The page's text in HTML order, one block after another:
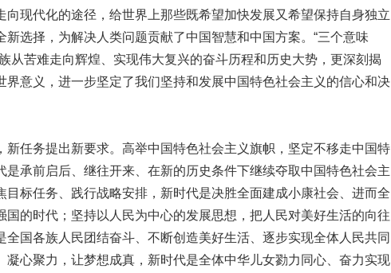
向现代化的途径，给世界上那些既希望加快发展又希望保持自身独立
新选择，为解决人类问题贡献了中国智慧和中国方案。“三个意味
从苦难走向辉煌、实现伟大复兴的奋斗历程和历史大势，更深刻揭
界意义，进一步坚定了我们坚持和发展中国特色社会主义的信心和决
任务提出新要求。高举中国特色社会主义旗帜，坚定不移走中国特
是承前启后、继往开来、在新的历史条件下继续夺取中国特色社会主
目标任务、践行战略安排，新时代是决胜全面建成小康社会、进而全
国的时代；坚持以人民为中心的发展思想，把人民对美好生活的向往
全国各族人民团结奋斗、不断创造美好生活、逐步实现全体人民共同
凝心聚力，让梦想成真，新时代是全体中华儿女勠力同心、奋力实现